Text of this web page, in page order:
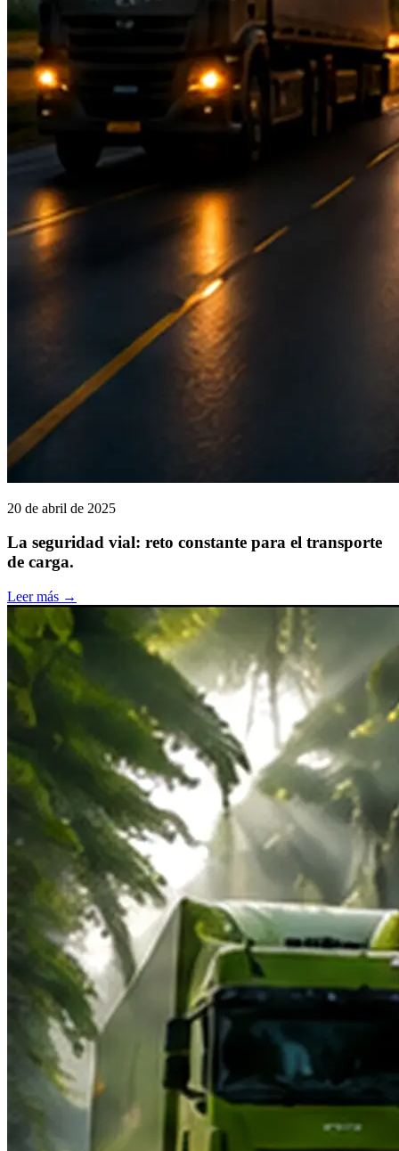
20 de abril de 2025
La seguridad vial: reto constante para el transporte
de carga.
Leer más →